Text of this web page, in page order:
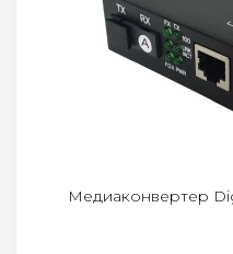
Медиаконвертер